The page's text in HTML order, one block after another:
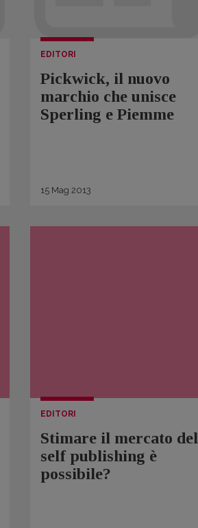
EDITORI
Pickwick, il nuovo
marchio che unisce
Sperling e Piemme
15 Mag 2013
EDITORI
Stimare il mercato del
self publishing è
possibile?